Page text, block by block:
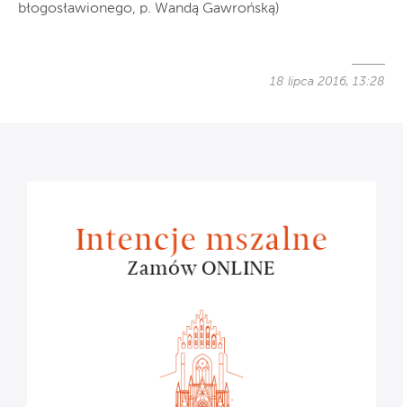
błogosławionego, p. Wandą Gawrońską)
18 lipca 2016, 13:28